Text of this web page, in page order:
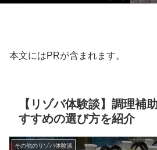
本文にはPRが含まれます。
【リゾバ体験談】調理補
すすめの選び方を紹介
その他のリゾバ体験談